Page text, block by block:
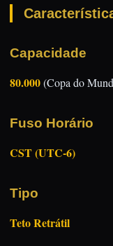
Capacidade
80.000(Copa do
Fuso Horário
CST (UTC-6)
Tipo
Teto Retrátil